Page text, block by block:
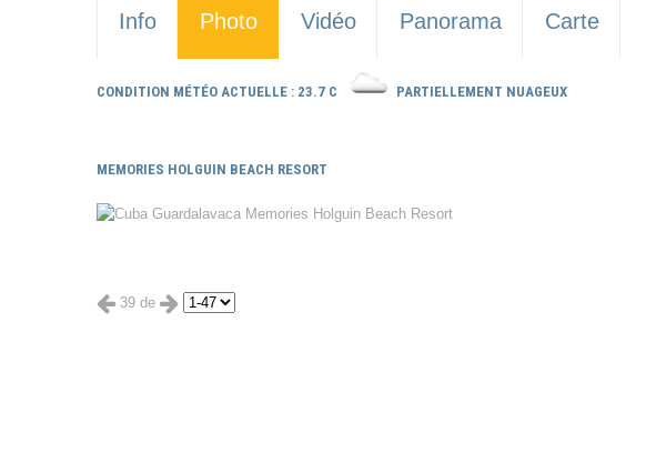
Info Photo Vidéo Panorama Carte
CONDITION MÉTÉO ACTUELLE : 23.7 C PARTIELLEMENT NUAGEUX
MEMORIES HOLGUIN BEACH RESORT
39 de